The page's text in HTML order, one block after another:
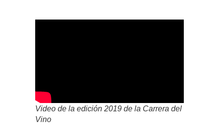
Video de la edición 2019 de la Carrera del
Vino